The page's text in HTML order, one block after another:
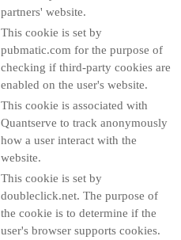
partners' website.
This cookie is set by
pubmatic.com for the purpose of
checking if third-party cookies are
enabled on the user's website.
This cookie is associated with
Quantserve to track anonymously
how a user interact with the
website.
This cookie is set by
doubleclick.net. The purpose of
the cookie is to determine if the
user's browser supports cookies.